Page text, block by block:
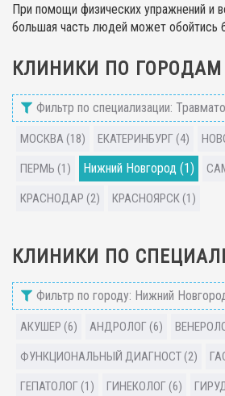
При помощи физических упражнений и
большая часть людей может обойтись
КЛИНИКИ ПО ГОРОДАМ
Фильтр по специализации:
МОСКВА (18) ЕКАТЕРИНБУРГ (4)
ПЕРМЬ (1) Нижний Новгород (1)
КРАСНОДАР (2) КРАСНОЯРСК (1)
КЛИНИКИ ПО
Фильтр по городу: Нижний
АКУШЕР (6) АНДРОЛОГ (6)
ФУНКЦИОНАЛЬНЫЙ ДИАГНОСТ (2)
ГЕПАТОЛОГ (1) ГИНЕКОЛОГ (6)